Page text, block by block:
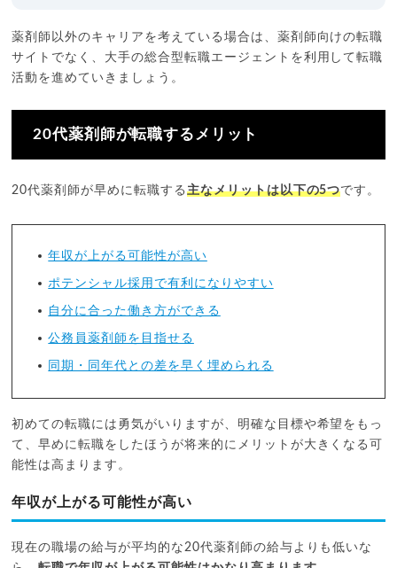
薬剤師以外のキャリアを考えている場合は、薬剤師向けの転職
サイトでなく、大手の総合型転職エージェントを利用して転職
活動を進めていきましょう。
20代薬剤師が転職するメリット
20代薬剤師が早めに転職する 主なメリットは以下の5つです。
年収が上がる可能性が高い
ポテンシャル採用で有利になりやすい
自分に合った働き方ができる
公務員薬剤師を目指せる
同期・同年代との差を早く埋められる
初めての転職には勇気がいりますが、明確な目標や希望をもっ
て、早めに転職をしたほうが将来的にメリットが大きくなる可
能性は高まります。
年収が上がる可能性が高い
現在の職場の給与が平均的な20代薬剤師の給与よりも低いな